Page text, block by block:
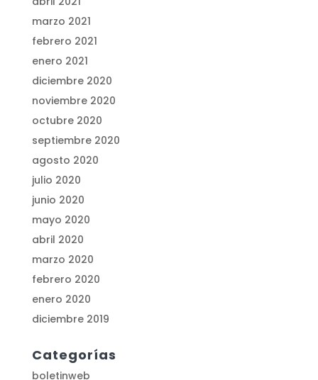
marzo 2021
febrero 2021
enero 2021
diciembre 2020
noviembre 2020
octubre 2020
septiembre 2020
agosto 2020
julio 2020
junio 2020
mayo 2020
abril 2020
marzo 2020
febrero 2020
enero 2020
diciembre 2019
Categorías
boletinweb